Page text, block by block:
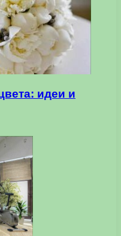
идеи и